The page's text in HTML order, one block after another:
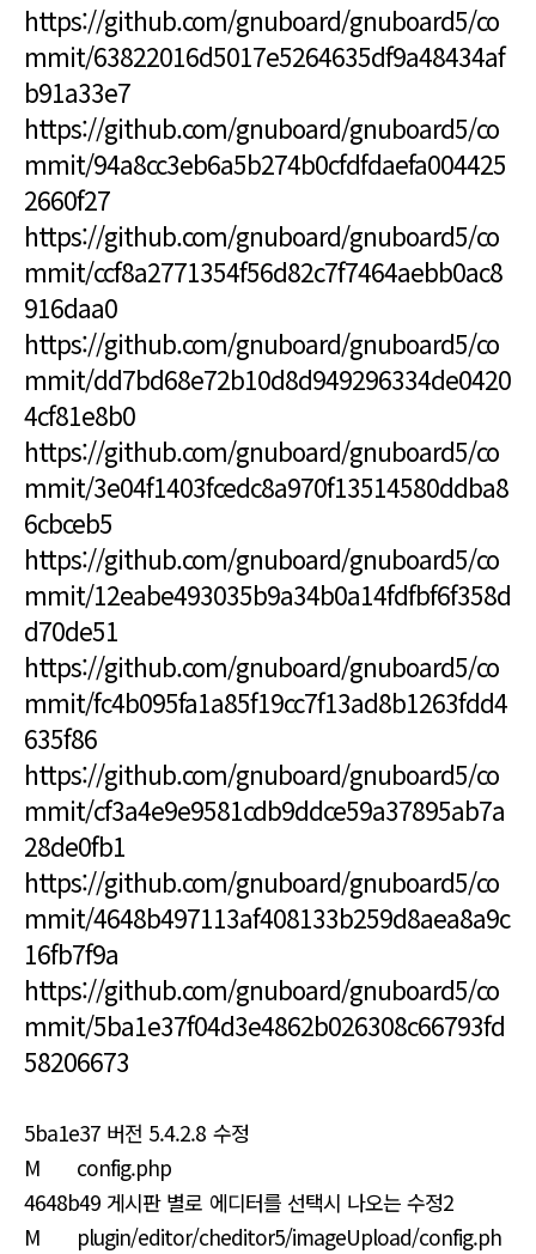
https://github.com/gnuboard/gnuboard5/co
mmit/63822016d5017e5264635df9a48434af
b91a33e7
https://github.com/gnuboard/gnuboard5/co
mmit/94a8cc3eb6a5b274b0cfdfdaefa004425
2660f27
https://github.com/gnuboard/gnuboard5/co
mmit/ccf8a2771354f56d82c7f7464aebb0ac8
916daa0
https://github.com/gnuboard/gnuboard5/co
mmit/dd7bd68e72b10d8d949296334de0420
4cf81e8b0
https://github.com/gnuboard/gnuboard5/co
mmit/3e04f1403fcedc8a970f13514580ddba8
6cbceb5
https://github.com/gnuboard/gnuboard5/co
mmit/12eabe493035b9a34b0a14fdfbf6f358d
d70de51
https://github.com/gnuboard/gnuboard5/co
mmit/fc4b095fa1a85f19cc7f13ad8b1263fdd4
635f86
https://github.com/gnuboard/gnuboard5/co
mmit/cf3a4e9e9581cdb9ddce59a37895ab7a
28de0fb1
https://github.com/gnuboard/gnuboard5/co
mmit/4648b497113af408133b259d8aea8a9c
16fb7f9a
https://github.com/gnuboard/gnuboard5/co
mmit/5ba1e37f04d3e4862b026308c66793fd
58206673
5ba1e37 버전 5.4.2.8 수정
M config.php
4648b49 게시판 별로 에디터를 선택시 나오는 수정2
M plugin/editor/cheditor5/imageUpload/config.ph